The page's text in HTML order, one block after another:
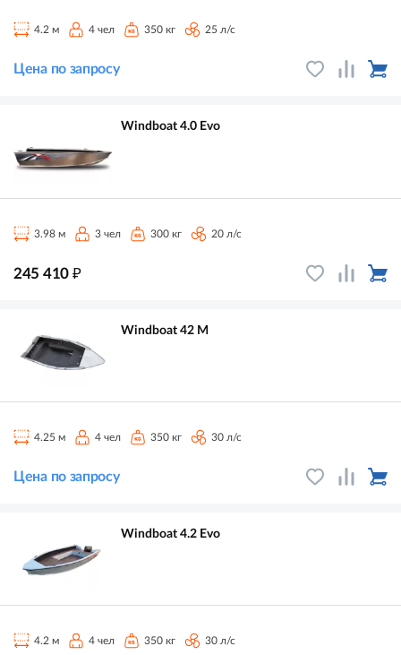
4.2 м 4 чел 350 кг 25 л/с
Цена по запросу
Windboat 4.0 Evo
3.98 м 3 чел 300 кг 20 л/с
245 410 ₽
Windboat 42 M
4.25 м 4 чел 350 кг 30 л/с
Цена по запросу
Windboat 4.2 Evo
4.2 м 4 чел 350 кг 30 л/с